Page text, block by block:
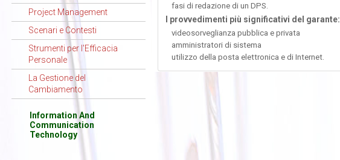
fasi di redazione di un DPS.
I provvedimenti più significativi del garante:
videosorveglianza pubblica e privata
amministratori di sistema
utilizzo della posta elettronica e di Internet.
Project Management
Scenari e Contesti
Strumenti per l'Efficacia
Personale
La Gestione del
Cambiamento
Information And
Communication
Technology